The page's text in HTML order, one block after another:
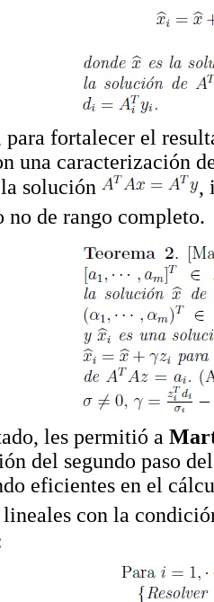
para fortalecer el
una caracterización
solución
,
no de rango completo.
les permitió a
del segundo paso
eficientes en el
lineales con la